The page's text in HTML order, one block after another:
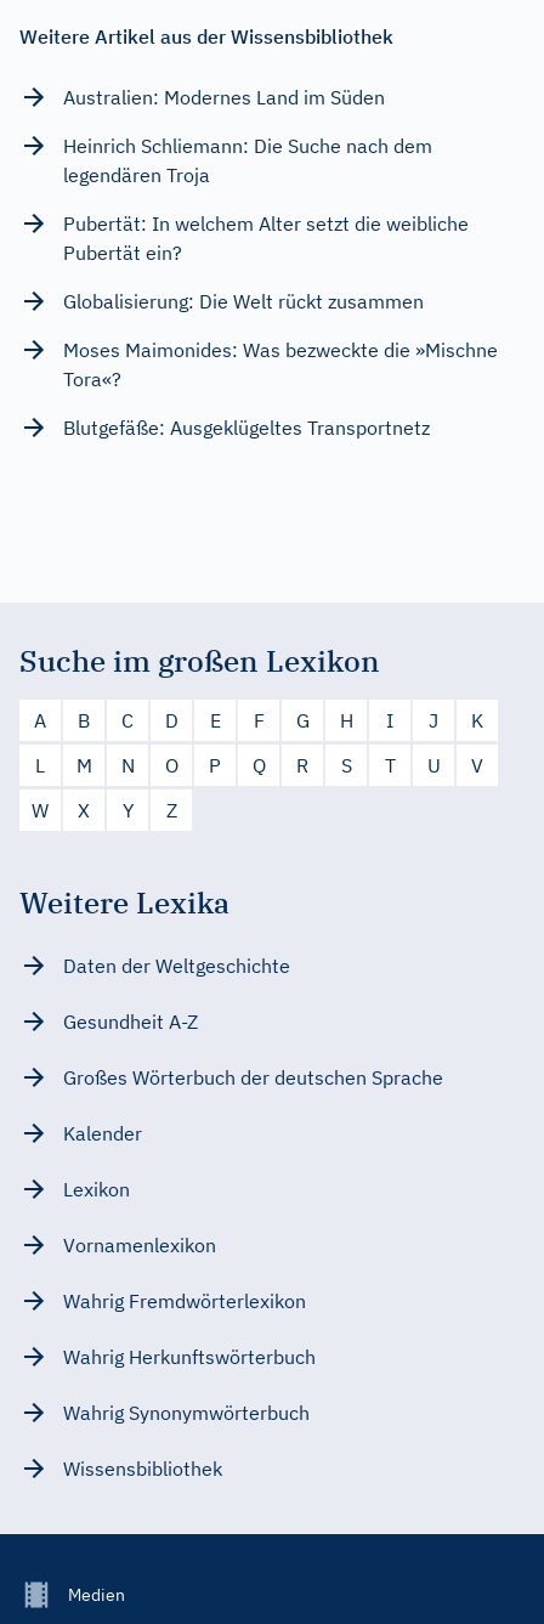
Weitere Artikel aus der Wissensbibliothek
Australien: Modernes Land im Süden
Heinrich Schliemann: Die Suche nach dem
legendären Troja
Pubertät: In welchem Alter setzt die weibliche
Pubertät ein?
Globalisierung: Die Welt rückt zusammen
Moses Maimonides: Was bezweckte die »Mischne
Tora«?
Blutgefäße: Ausgeklügeltes Transportnetz
Suche im großen Lexikon
A B C D E F G H I J
K
L
M N O P Q R S T U
V
W
X Y Z
Weitere Lexika
Daten der Weltgeschichte
Gesundheit A-Z
Großes Wörterbuch der deutschen Sprache
Kalender
Lexikon
Vornamenlexikon
Wahrig Fremdwörterlexikon
Wahrig Herkunftswörterbuch
Wahrig Synonymwörterbuch
Wissensbibliothek
FooterMedien